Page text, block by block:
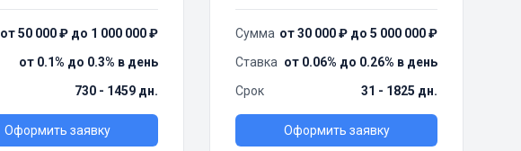
от 50 000 ₽ до 1 000 000 ₽
от 0.1% до 0.3% в день
730 - 1459 дн.
Оформить заявку
Сумма от 30 000 ₽ до 5 000 000 ₽
Ставка от 0.06% до 0.26% в день
Срок
31 - 1825 дн.
Оформить заявку